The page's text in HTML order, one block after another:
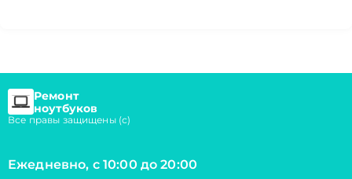
Ремонт
ноутбуков
Все правы защищены (с)
Ежедневно, с 10:00 до 20:00